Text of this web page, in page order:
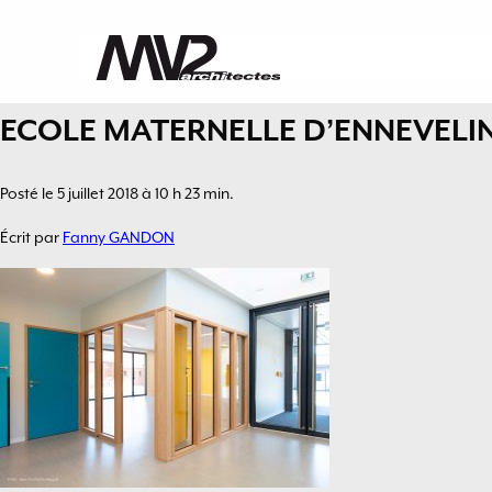
ECOLE MATERNELLE
Posté le 5 juillet 2018 à 10 h 23 min.
Écrit par Fanny GANDON